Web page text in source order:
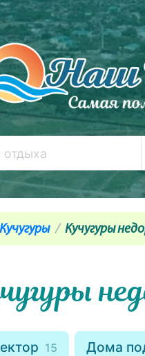
Кучугуры Кучугуры
15 Дома